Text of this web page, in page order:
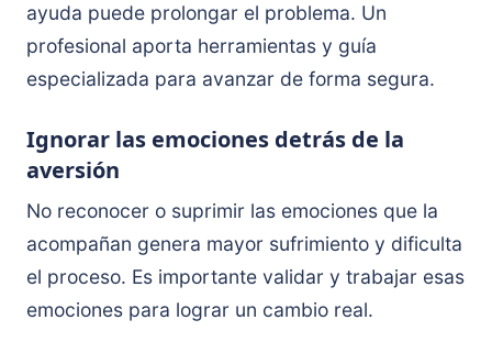
ayuda puede prolongar el problema. Un
profesional aporta herramientas y guía
especializada para avanzar de forma segura.
Ignorar las emociones detrás de la
aversión
No reconocer o suprimir las emociones que la
acompañan genera mayor sufrimiento y dificulta
el proceso. Es importante validar y trabajar esas
emociones para lograr un cambio real.